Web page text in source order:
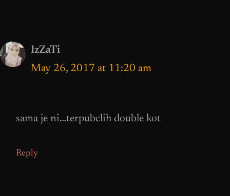
IzZaTi
May 26, 2017 at 11:20 am
sama je ni…terpubclih double kot
Reply